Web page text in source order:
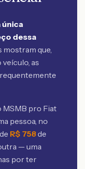
única
dessa
mostram que,
as
MSMB pro Fiat
pessoa, no
R$ 758de
— uma
por ter